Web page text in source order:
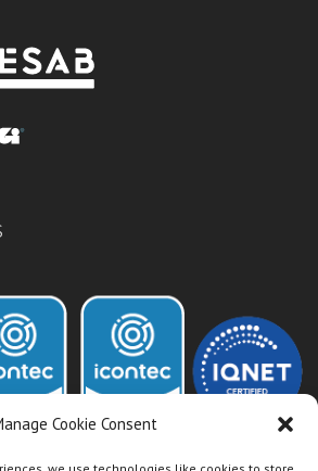
Cookie Consent